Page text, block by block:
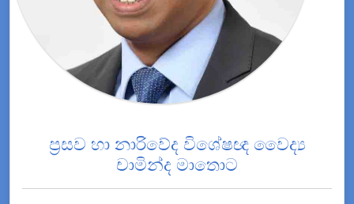
ප්‍රසව හා නාරිවේද විශේෂඥ වෛද්‍ය
චාමින්ද මාතොට